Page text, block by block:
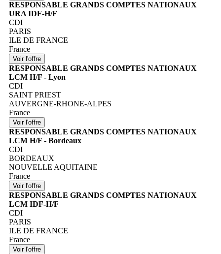
RESPONSABLE GRANDS COMPTES NATIONAUX
URA IDF-H/F
CDI
PARIS
ILE DE FRANCE
France
RESPONSABLE GRANDS COMPTES NATIONAUX
LCM H/F - Lyon
CDI
SAINT PRIEST
AUVERGNE-RHONE-ALPES
France
RESPONSABLE GRANDS COMPTES NATIONAUX
LCM H/F - Bordeaux
CDI
BORDEAUX
NOUVELLE AQUITAINE
France
RESPONSABLE GRANDS COMPTES NATIONAUX
LCM IDF-H/F
CDI
PARIS
ILE DE FRANCE
France